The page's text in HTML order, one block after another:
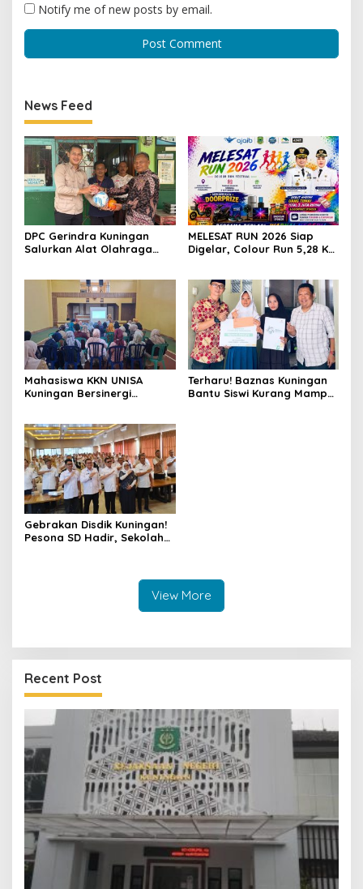
Notify me of new posts by email.
News Feed
DPC Gerindra Kuningan
Salurkan Alat Olahraga
Pembinaan Generasi Muda
MELESAT RUN 2026 Siap
Digelar, Colour Run 5,28 Km
Mahasiswa KKN UNISA
Kuningan Bersinergi
ASI, Cegah Stunting hingga
Perawatan Lansia
Terharu! Baznas Kuningan
Bantu Siswi Kurang Mampu
Gebrakan Disdik Kuningan!
Pesona SD Hadir, Sekolah
View More
Recent Post